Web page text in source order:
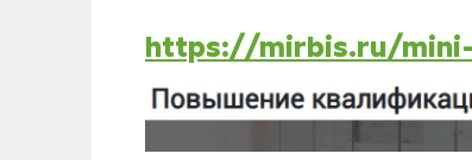
https://mirbis.ru/